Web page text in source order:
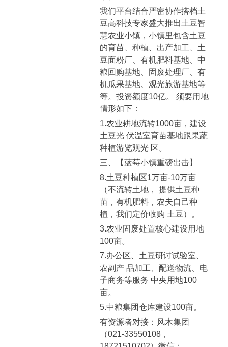
我们平台结合严密协作搭档土
豆高科技专家盛大推出土豆智
慧农业小镇，小镇里包含土豆
的育苗、种植、出产加工、土
豆面粉厂、有机肥料基地、中
粮回购基地、固废处理厂、有
机瓜果基地、观光旅游基地等
等。投资额度10亿。 须要用地
情形如下：
1.农业耕地流转1000亩，建设
土豆光 伏温室育苗基地跟果蔬
种植游览观光 区。
三、【蓝莓小镇重磅出击】
8.土豆种植区1万亩-10万亩
（不流转土地， 提供土豆种
苗，有机肥料，农夫自己种
植，我们定价收购 土豆）。
3.农业固废处置核心建设用地
100亩。
7.办公区、土豆研讨试验室、
农副产 品加工、配送物流、电
子商务等服务 中央用地100
亩。
5.中粮集团仓库建设100亩。
有资源者对接：风木集团
（021-33550108，